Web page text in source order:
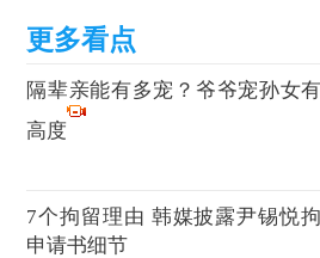
隔辈亲能有多宠？爷爷宠孙女
高度
7个拘留理由 韩媒披露尹锡悦
申请书细节